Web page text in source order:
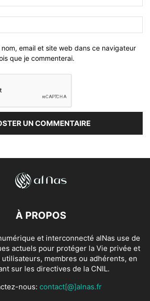
nom, email et site web dans ce navigateur
que je commenterai.
À PROPOS
et interconnecté alNas use de
actuels pour protéger la Vie privée et
membres ou adhérents, en
sur les directives de la CNIL.
nous: contact[@]alnas.fr